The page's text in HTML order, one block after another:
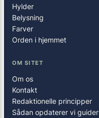
Hylder
Belysning
Farver
Orden i hjemmet
OM SITET
Om os
Kontakt
Redaktionelle principper
Sådan opdaterer vi guider